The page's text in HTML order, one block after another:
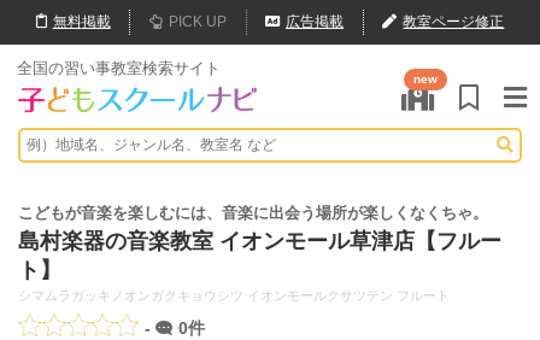
無料掲載 PICK UP 広告掲載 教室ページ修正
全国の習い事教室検索サイト
new
こどもが音楽を楽しむには、音楽に出会う場所が楽しくなくちゃ。
島村楽器の音楽教室 イオンモール草津店【フルー
ト】
シマムラガッキノオンガクキョウシツ イオンモールクサツテン フルート
-
0件